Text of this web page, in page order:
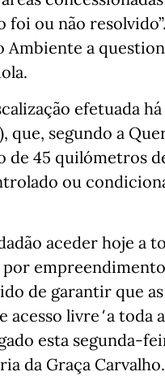
foi ou não
a
efetuada
que, segundo a
de 45 quilómetros
ou
aceder hoje a
de garantir que
acesso livre a toda
esta segunda-
da Graça Carvalho.